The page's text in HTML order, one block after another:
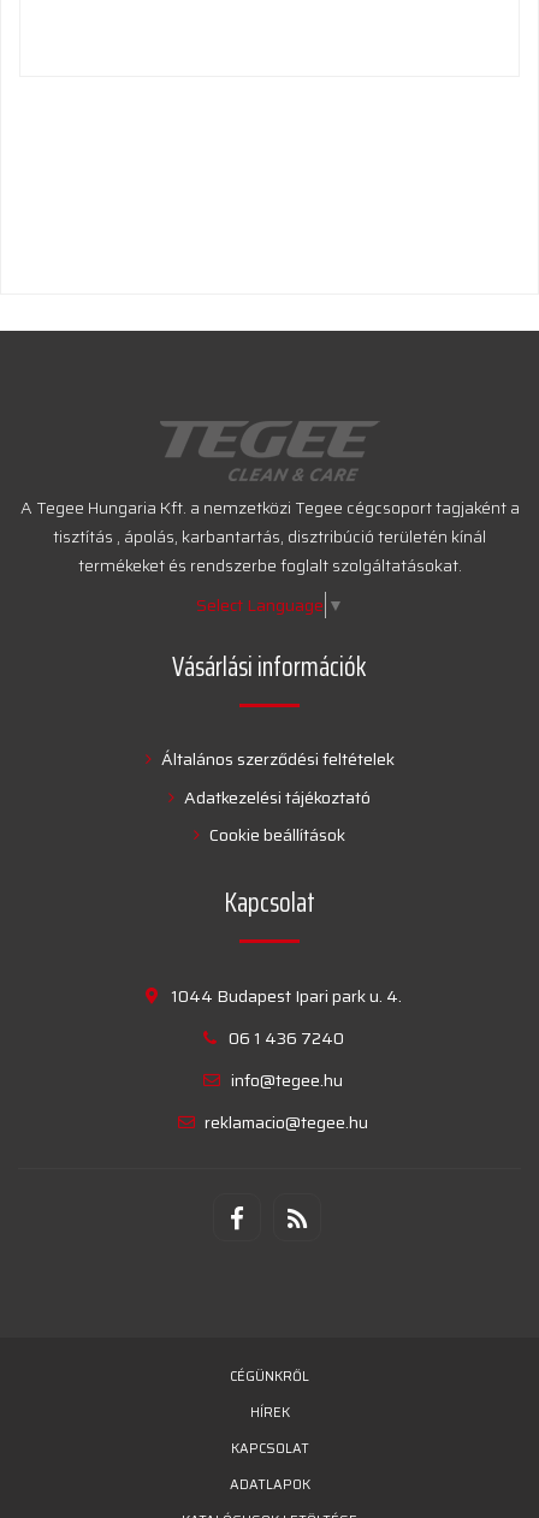
A Tegee Hungaria Kft. a nemzetközi Tegee cégcsoport tagjaként a
tisztítás , ápolás, karbantartás, disztribúció területén kínál
termékeket és rendszerbe foglalt szolgáltatásokat.
Select Language ▼
Vásárlási információk
Általános szerződési feltételek
Adatkezelési tájékoztató
Cookie beállítások
Kapcsolat
1044 Budapest Ipari park u. 4.
06 1 436 7240
info@tegee.hu
reklamacio@tegee.hu
CÉGÜNKRŐL
HÍREK
KAPCSOLAT
ADATLAPOK